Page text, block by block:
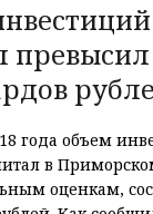
превысил
года объем
в
оценкам,